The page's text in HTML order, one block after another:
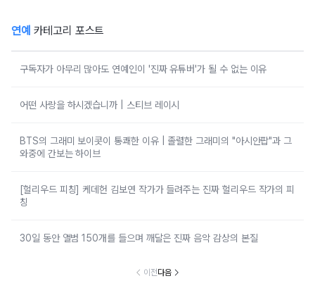
연예 카테고리 포스트
구독자가 아무리 많아도 연예인이 '진짜 유튜버'가 될 수 없는 이유
어떤 사랑을 하시겠습니까 | 스티브 레이시
BTS의 그래미 보이콧이 통쾌한 이유 | 졸렬한 그래미의 "아시안팝"과 그
와중에 간보는 하이브
[헐리우드 피칭] 케데헌 김보연 작가가 들려주는 진짜 헐리우드 작가의 피
칭
30일 동안 앨범 150개를 들으며 깨달은 진짜 음악 감상의 본질
이전다음